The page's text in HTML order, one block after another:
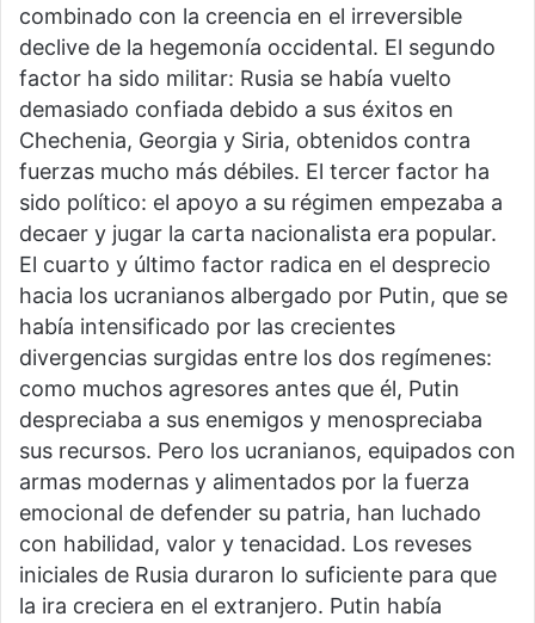
combinado con la creencia en el irreversible
declive de la hegemonía occidental. El segundo
factor ha sido militar: Rusia se había vuelto
demasiado confiada debido a sus éxitos en
Chechenia, Georgia y Siria, obtenidos contra
fuerzas mucho más débiles. El tercer factor ha
sido político: el apoyo a su régimen empezaba a
decaer y jugar la carta nacionalista era popular.
El cuarto y último factor radica en el desprecio
hacia los ucranianos albergado por Putin, que se
había intensificado por las crecientes
divergencias surgidas entre los dos regímenes:
como muchos agresores antes que él, Putin
despreciaba a sus enemigos y menospreciaba
sus recursos. Pero los ucranianos, equipados con
armas modernas y alimentados por la fuerza
emocional de defender su patria, han luchado
con habilidad, valor y tenacidad. Los reveses
iniciales de Rusia duraron lo suficiente para que
la ira creciera en el extranjero. Putin había